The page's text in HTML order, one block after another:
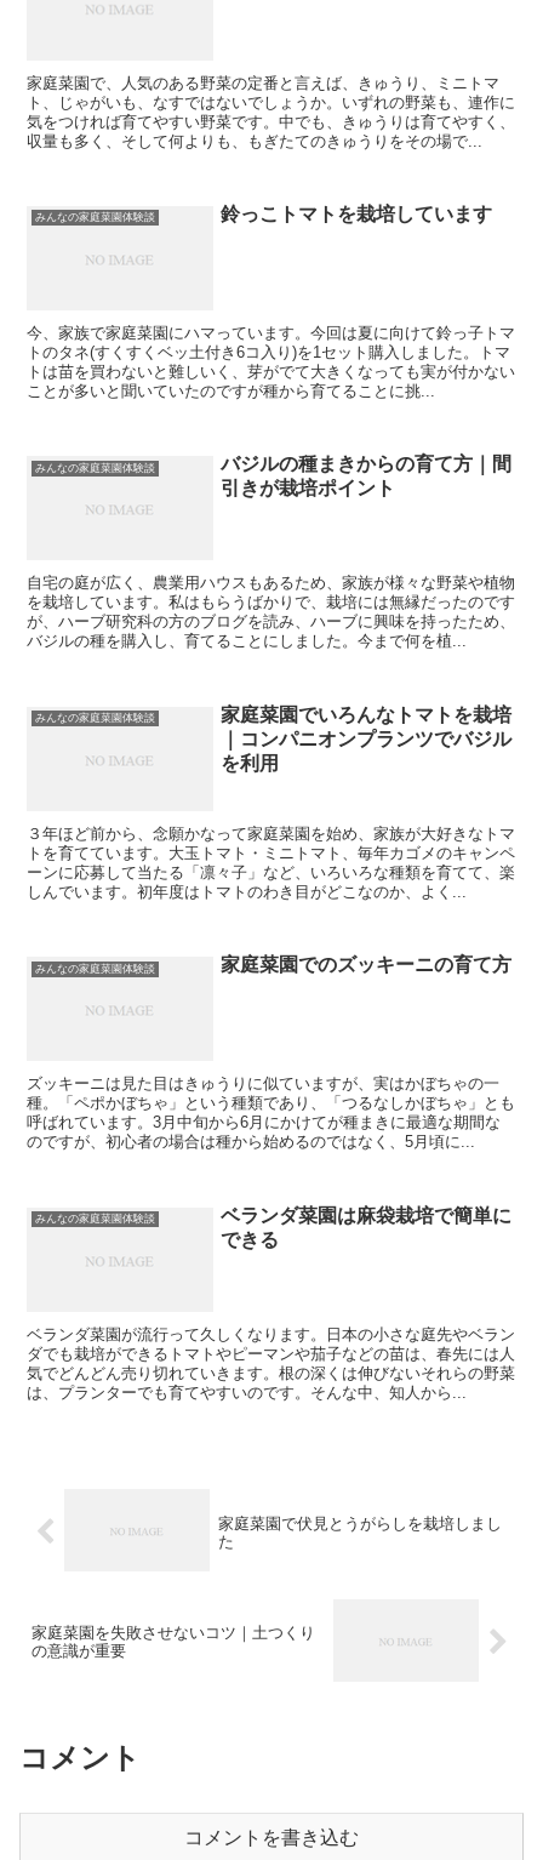
家庭菜園で、人気のある野菜の定番と言えば、きゅうり、ミニトマ
ト、じゃがいも、なすではないでしょうか。いずれの野菜も、連作に
気をつければ育てやすい野菜です。中でも、きゅうりは育てやすく、
収量も多く、そして何よりも、もぎたてのきゅうりをその場で...
みんなの家庭菜園体験談 鈴っこトマトを栽培しています
今、家族で家庭菜園にハマっています。今回は夏に向けて鈴っ子トマ
トのタネ(すくすくベッ土付き6コ入り)を1セット購入しました。トマ
トは苗を買わないと難しいく、芽がでて大きくなっても実が付かない
ことが多いと聞いていたのですが種から育てることに挑...
みんなの家庭菜園体験談
バジルの種まきからの育て方｜間
引きが栽培ポイント
自宅の庭が広く、農業用ハウスもあるため、家族が様々な野菜や植物
を栽培しています。私はもらうばかりで、栽培には無縁だったのです
が、ハーブ研究科の方のブログを読み、ハーブに興味を持ったため、
バジルの種を購入し、育てることにしました。今まで何を植...
みんなの家庭菜園体験談
家庭菜園でいろんなトマトを栽培
｜コンパニオンプランツでバジル
を利用
３年ほど前から、念願かなって家庭菜園を始め、家族が大好きなトマ
トを育てています。大玉トマト・ミニトマト、毎年カゴメのキャンペ
ーンに応募して当たる「凛々子」など、いろいろな種類を育てて、楽
しんでいます。初年度はトマトのわき目がどこなのか、よく...
みんなの家庭菜園体験談 家庭菜園でのズッキーニの育て方
ズッキーニは見た目はきゅうりに似ていますが、実はかぼちゃの一
種。「ペポかぼちゃ」という種類であり、「つるなしかぼちゃ」とも
呼ばれています。3月中旬から6月にかけてが種まきに最適な期間な
のですが、初心者の場合は種から始めるのではなく、5月頃に...
みんなの家庭菜園体験談
ベランダ菜園は麻袋栽培で簡単に
できる
ベランダ菜園が流行って久しくなります。日本の小さな庭先やベラン
ダでも栽培ができるトマトやピーマンや茄子などの苗は、春先には人
気でどんどん売り切れていきます。根の深くは伸びないそれらの野菜
は、プランターでも育てやすいのです。そんな中、知人から...
家庭菜園で伏見とうがらしを栽培しまし
た
家庭菜園を失敗させないコツ｜土つくり
の意識が重要
コメント
コメントを書き込む